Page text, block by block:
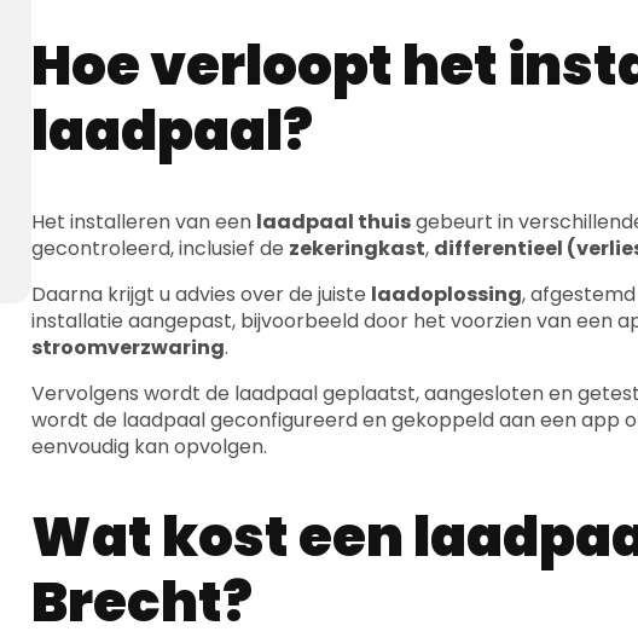
Hoe verloopt het
laadpaal?
Het installeren van een laadpaal thuisgebeurt in
gecontroleerd, inclusief de zekeringkast, differentieel
Daarna krijgt u advies over de juiste laadoplossing,
installatie aangepast, bijvoorbeeld door het voorzien van een
stroomverzwaring.
Vervolgens wordt de laadpaal geplaatst, aangesloten en
wordt de laadpaal geconfigureerd en gekoppeld aan een app
eenvoudig kan opvolgen.
Wat kost een
Brecht?